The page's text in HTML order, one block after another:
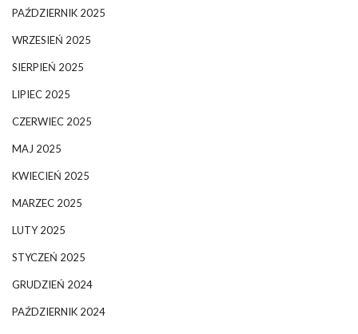
PAŹDZIERNIK 2025
WRZESIEŃ 2025
SIERPIEŃ 2025
LIPIEC 2025
CZERWIEC 2025
MAJ 2025
KWIECIEŃ 2025
MARZEC 2025
LUTY 2025
STYCZEŃ 2025
GRUDZIEŃ 2024
PAŹDZIERNIK 2024